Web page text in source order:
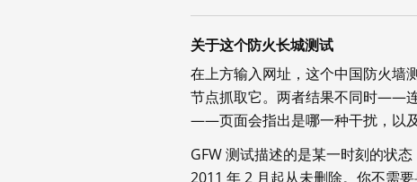
关于这个防火长城测试
在上方输入网址，这个中国防火墙
节点抓取它。两者结果不同时——
——页面会指出是哪一种干扰，以及
GFW 测试描述的是某一时刻的状
2011 年 2 月起从未删除。你不需